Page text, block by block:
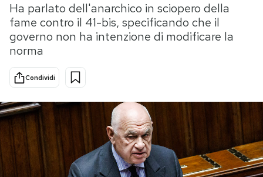
Tecnologia
Internet
Scienza
Cultura
Economia
Storie/Idee
Ok Boomer!
Media
PODCAST
Ha parlato dell'anarchico in sciopero della
fame contro il 41-bis, specificando che il
governo non ha intenzione di modificare la
norma
Condividi